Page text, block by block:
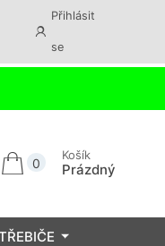
Přihlásit
se
0
Košík
Prázdný